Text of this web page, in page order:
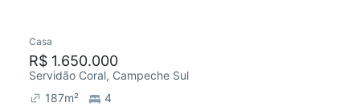
Casa
R$ 1.650.000
Servidão Coral, Campeche Sul
187m²
4